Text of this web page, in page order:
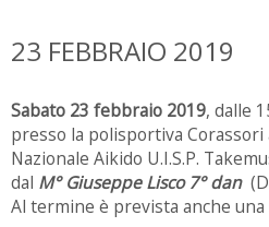
23 FEBBRAIO 2019
Sabato 23 febbraio 2019, dalle
presso la polisportiva Corassori
Nazionale Aikido U.I.S.P.
dal M° Giuseppe Lisco 7° dan
Al termine è prevista anche